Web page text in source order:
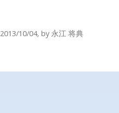
2013/10/04, by 永江 将典